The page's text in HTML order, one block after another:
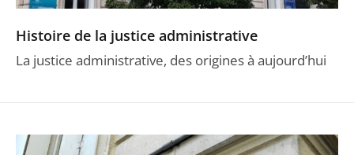
Histoire de la justice administrative
La justice administrative, des origines à aujourd’hui